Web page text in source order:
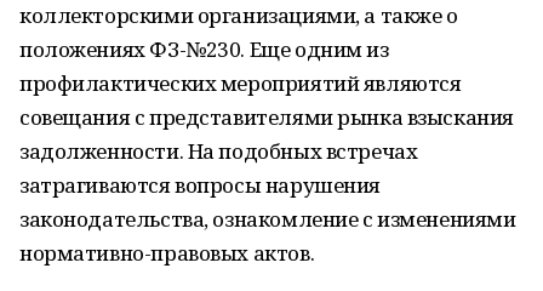
коллекторскими организациями, а также о
положениях ФЗ-№230. Еще одним из
профилактических мероприятий являются
совещания с представителями рынка взыскания
задолженности. На подобных встречах
затрагиваются вопросы нарушения
законодательства, ознакомление с изменениями
нормативно-правовых актов.